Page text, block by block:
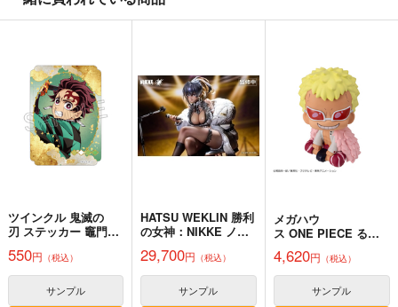
ツインクル 鬼滅の
刃 ステッカー 竈門炭
550円 （税込）
サンプル
HATSU WEKLIN 勝利
の女神：NIKKE ノイ
バ 完成品
29,700円 （税込）
サンプル
メガハウ
ス ONE PIECE るか
っぷ ドンキホーテ・
ドフラミンゴ 完成品
4,620円 （税込）
サンプル